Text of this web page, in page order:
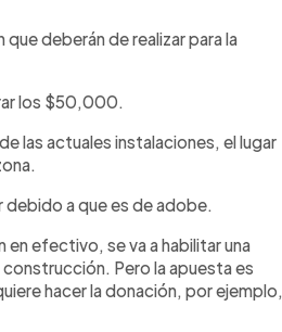
deberán de realizar para la
los $50,000.
las actuales instalaciones, el lugar
debido a que es de adobe.
en efectivo, se va a habilitar una
Pero la apuesta es
hacer la donación, por ejemplo,